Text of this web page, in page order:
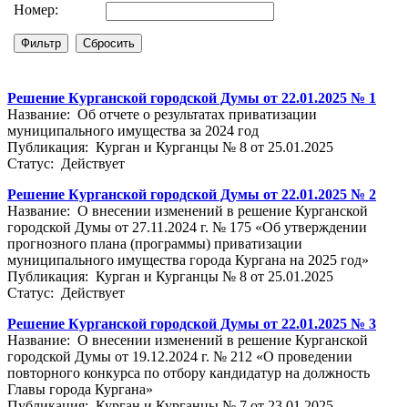
Номер:
Решение Курганской городской Думы от 22.01.2025 № 1
Название: Об отчете о результатах приватизации
муниципального имущества за 2024 год
Публикация: Курган и Курганцы № 8 от 25.01.2025
Статус: Действует
Решение Курганской городской Думы от 22.01.2025 № 2
Название: О внесении изменений в решение Курганской
городской Думы от 27.11.2024 г. № 175 «Об утверждении
прогнозного плана (программы) приватизации
муниципального имущества города Кургана на 2025 год»
Публикация: Курган и Курганцы № 8 от 25.01.2025
Статус: Действует
Решение Курганской городской Думы от 22.01.2025 № 3
Название: О внесении изменений в решение Курганской
городской Думы от 19.12.2024 г. № 212 «О проведении
повторного конкурса по отбору кандидатур на должность
Главы города Кургана»